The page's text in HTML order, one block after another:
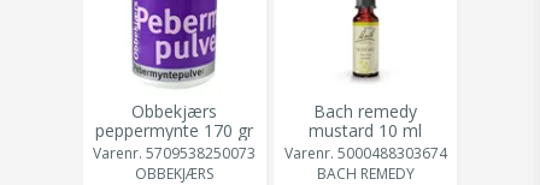
Obbekjærs
peppermynte 170 gr
Varenr. 5709538250073
OBBEKJÆRS
Bach remedy
mustard 10 ml
Varenr. 5000488303674
BACH REMEDY